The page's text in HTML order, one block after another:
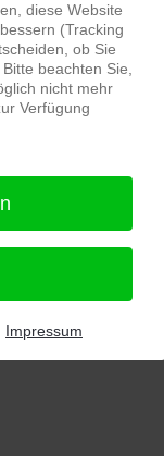
Bildbearbeitung in
(Stand
diese Website
(Tracking
ob Sie
beachten Sie,
nicht mehr
Verfügung
Impressum